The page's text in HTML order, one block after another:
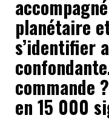
planétaire
s’identifier
commande
en 15 000